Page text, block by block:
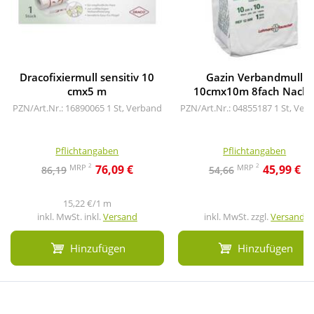
Dracofixiermull sensitiv 10
cmx5 m
PZN/Art.Nr.: 16890065 1 St, Verband
Pflichtangaben
86,19 MRP 2 76,09 €
15,22 €/1 m
inkl. MwSt. inkl.Versand
Hinzufügen
Gazin Verbandmull
10cmx10m 8fach
PZN/Art.Nr.: 04855187 1 St,
Pflichtangaben
54,66 MRP 2 45,99 €
inkl. MwSt. zzgl.Versand
Hinzufügen